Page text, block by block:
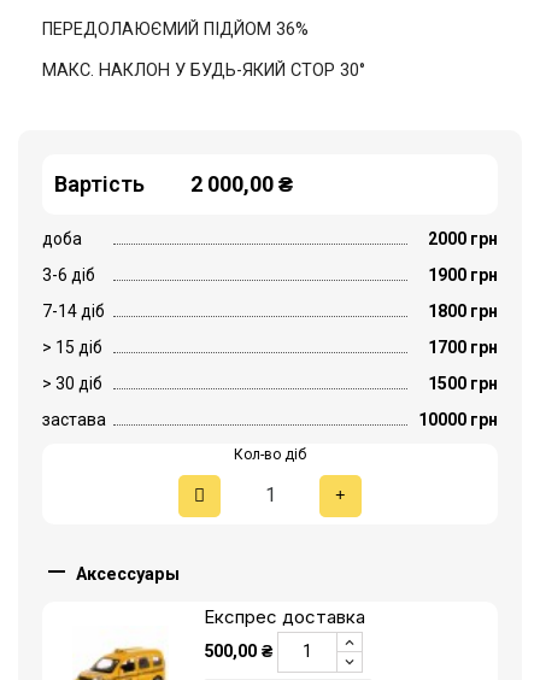
ПЕРЕДОЛАЮЄМИЙ ПІДЙОМ 36%
МАКС. НАКЛОН У БУДЬ-ЯКИЙ СТОР 30°
Вартість 2 000,00 ₴
доба
2000 грн
3-6 діб
1900 грн
7-14 діб
1800 грн
> 15 діб
1700 грн
> 30 діб
1500 грн
застава
10000 грн
Кол-во діб
 Аксессуары
Експрес доставка
500,00 ₴